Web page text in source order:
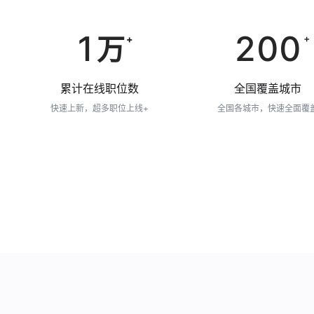
1 万+
累计在线职位数
快速上新，超多职位上线+
200 +
全国覆盖城市
全国各城市，快速全面覆